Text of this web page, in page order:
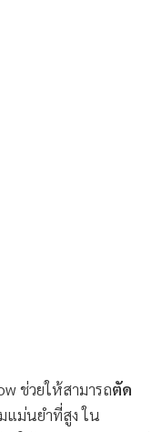
ช่วยให้สามารถตัด
แม่นยำที่สูง ใน